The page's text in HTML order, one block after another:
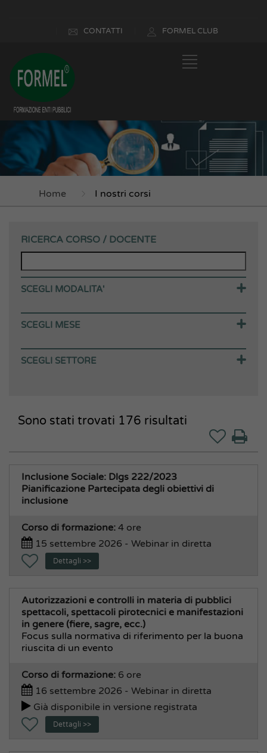
CONTATTI FORMEL CLUB
Home I nostri corsi
RICERCA CORSO / DOCENTE
SCEGLI MODALITA'
Corsi in aula
Webinar (in diretta)
Webinar (in differita)
Corsi E-learning
Corsi gratuiti
SCEGLI MESE
Agosto 2026
Settembre 2026
Dicembre 2026
SCEGLI SETTORE
Anticorruzione e Privacy
Aziende Speciali Partecipate
CUG
Fondi Comunitari
Informatica, Statistica, Ced
Intelligenza Artificiale
Office 365
Sindaco , Giunta, Consiglio
Soft Skill, Comunicazione, Urp
Stazioni Appaltanti
Transizione Digitale
Area Socio Culturale e Demografica
Cultura, Sport, Turismo
Edilizia Residenziale Pubblica
Sono stati trovati 176 risultati
Inclusione Sociale: Dlgs 222/2023
Pianificazione Partecipata degli obiettivi di
inclusione
Corso di formazione: 4 ore
15 settembre 2026 - Webinar in diretta
Dettagli >>
Autorizzazioni e controlli in materia di pubblici
spettacoli, spettacoli pirotecnici e manifestazioni
in genere (fiere, sagre, ecc.)
Focus sulla normativa di riferimento per la buona
riuscita di un evento
Corso di formazione: 6 ore
16 settembre 2026 - Webinar in diretta
Già disponibile in versione registrata
Dettagli >>